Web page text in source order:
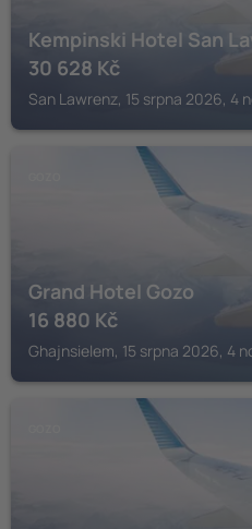
Kempinski Hotel San
30 628 Kč
San Lawrenz, 15 srpna 2026, 4
Grand Hotel Gozo
16 880 Kč
Ghajnsielem, 15 srpna 2026, 4